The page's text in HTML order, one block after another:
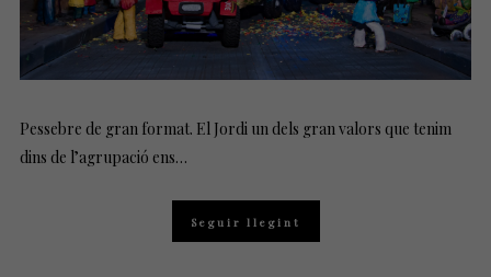
Pessebre de gran format. El Jordi un dels gran valors que tenim
dins de l’agrupació ens…
Seguir llegint